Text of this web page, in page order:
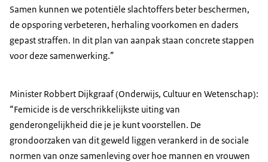
Samen kunnen we potentiële slachtoffers beter beschermen,
de opsporing verbeteren, herhaling voorkomen en daders
gepast straffen. In dit plan van aanpak staan concrete stappen
voor deze samenwerking.”
Minister Robbert Dijkgraaf (Onderwijs, Cultuur en Wetenschap):
“Femicide is de verschrikkelijkste uiting van
genderongelijkheid die je je kunt voorstellen. De
grondoorzaken van dit geweld liggen verankerd in de sociale
normen van onze samenleving over hoe mannen en vrouwen